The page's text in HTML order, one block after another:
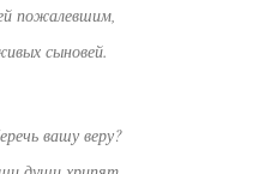
пожалевшим,
сыновей.
вашу веру?